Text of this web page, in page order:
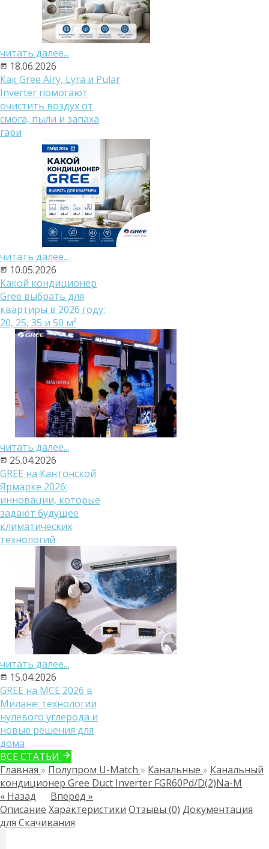
читать далее...
18.06.2026
Как Gree Airy, Lyra и Pular
Inverter помогают
очистить воздух от
смога, пыли и запаха
гари
читать далее...
10.05.2026
Какой кондиционер
Gree выбрать для
квартиры в 2026 году:
20, 25, 35 и 50 м²
читать далее...
25.04.2026
GREE на Кантонской
Ярмарке 2026:
инновации, которые
задают будущее
климатических
технологий
читать далее...
15.04.2026
GREE на MCE 2026 в
Милане: технологии
нулевого углерода и
новые решения для
дома
ВСЕ СТАТЬИ
Главная » Полупром U-Match » Канальные » Канальный
кондиционер Gree Duct Inverter FGR60Pd/D(2)Na-M
« Назад
Вперед »
Описание Характеристики Отзывы (0) Документация
для Скачивания